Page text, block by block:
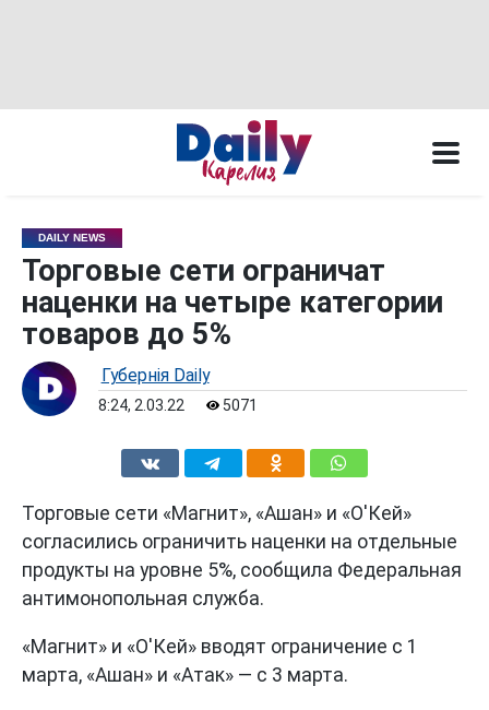
DAILY NEWS
Торговые сети ограничат
наценки на четыре категории
товаров до 5%
Губернiя Daily
8:24, 2.03.22 5071
Торговые сети «Магнит», «Ашан» и «О'Кей»
согласились ограничить наценки на отдельные
продукты на уровне 5%, сообщила Федеральная
антимонопольная служба.
«Магнит» и «О'Кей» вводят ограничение с 1
марта, «Ашан» и «Атак» — с 3 марта.